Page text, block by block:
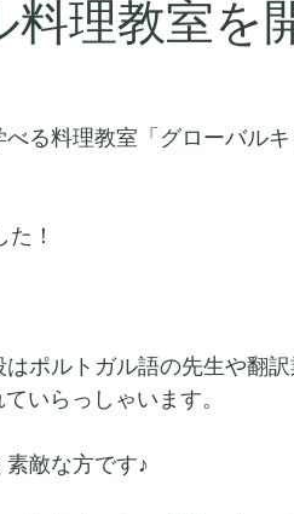
料理教室を
る料理教室「グローバル
！
ポルトガル語の先生や翻訳
いらっしゃいます。
敵な方です♪